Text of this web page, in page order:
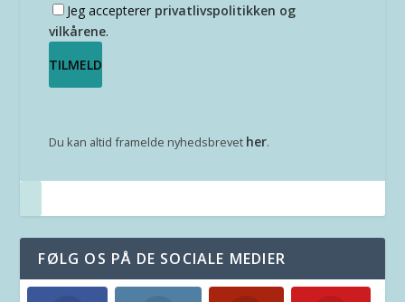
Jeg accepterer privatlivspolitikken og
vilkårene.
Du kan altid framelde nyhedsbrevet her.
FØLG OS PÅ DE SOCIALE MEDIER